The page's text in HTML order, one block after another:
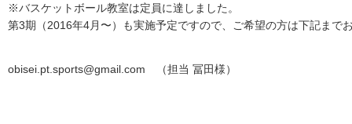
※バスケットボール教室は定員に達しました。
第3期（2016年4月〜）も実施予定ですので、ご希望の方は下記まで
obisei.pt.sports@gmail.com （担当 冨田様）